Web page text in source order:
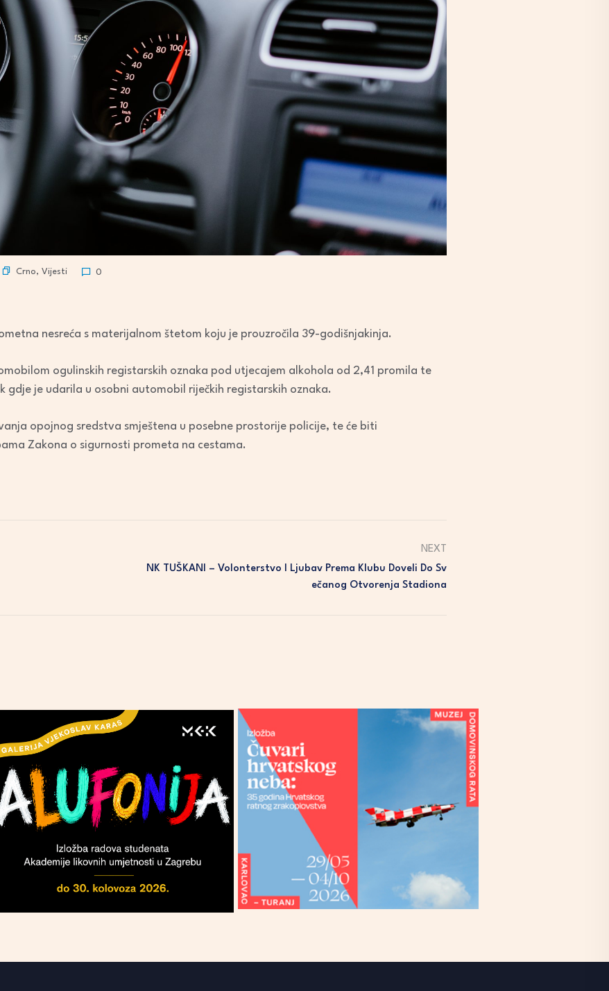
Crno, Vijesti 0
nesreća s materijalnom štetom koju je prouzročila 39-godišnjakinja.
ogulinskih registarskih oznaka pod utjecajem alkohola od 2,41 promila te
gdje je udarila u osobni automobil riječkih registarskih oznaka.
opojnog sredstva smještena u posebne prostorije policije, te će biti
Zakona o sigurnosti prometa na cestama.
NEXT
NK TUŠKANI – Volonterstvo I Ljubav Prema Klubu Doveli Do Sv
Ečanog Otvorenja Stadiona